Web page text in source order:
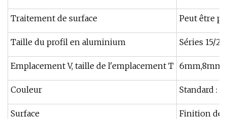
Traitement de surface Peut être
Taille du profil en aluminium Séries 15/
Emplacement V, taille de l'emplacement T
Couleur Standard :
Surface Finition de